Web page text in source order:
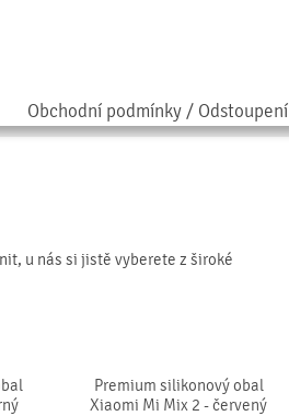
Obchodní podmínky / Odstoupení
u nás si jistě vyberete z široké
Premium silikonový obal
Xiaomi Mi Mix 2 - červený